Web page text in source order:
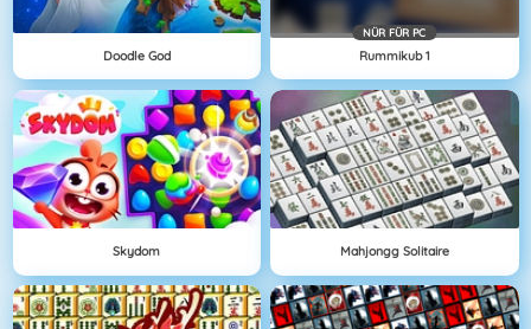
Doodle God
NÜR FÜR PC
Rummikub 1
Skydom Mahjongg Solitaire